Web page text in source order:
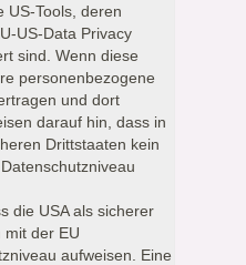
US-Tools, deren
US-Data Privacy
sind. Wenn diese
personenbezogene
und dort
darauf hin, dass in
Drittstaaten kein
die USA als sicherer
mit der EU
aufweisen. Eine